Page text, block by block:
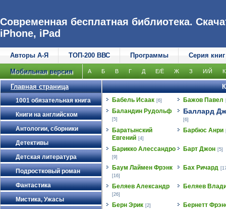
Современная бесплатная библиотека.
iPhone, iPad
Авторы А-Я ТОП-200 ВВС Программы Серия книг
Мобильная версия А Б В Г Д Е/Ё Ж З И/Й К
Главная страница
1001 обязательная книга
Книги на английском
Антологии, сборники
Детективы
Детская литература
Подростковый роман
Фантастика
Мистика, Ужасы
Бабель Исаак [6] Бажов Павел
Баландин Рудольф
[5]
Баллард
[6]
Баратынский
Евгений [4]
Барбюс Анри
Барикко Алессандро
[9]
Барт Джон [5]
Баум Лаймен Фрэнк
[16]
Бах Ричард
Беляев Александр
[26]
Беляев
Берн Эрик [2]
Бернетт